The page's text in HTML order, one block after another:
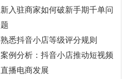
新入驻商家如何破新手期千单问
题
熟悉抖音小店等级评分规则
案例分析：抖音小店推动短视频
直播电商发展